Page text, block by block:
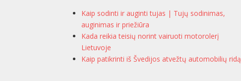
Kaip sodinti ir auginti tujas | Tujų sodinimas,
auginimas ir priežiūra
Kada reikia teisių norint vairuoti motorolerį
Lietuvoje
Kaip patikrinti iš Švedijos atvežtų automobilių ridą